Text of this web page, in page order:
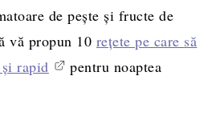
de pește și fructe de
vă propun 10 rețete pe care să
rapid
pentru noaptea